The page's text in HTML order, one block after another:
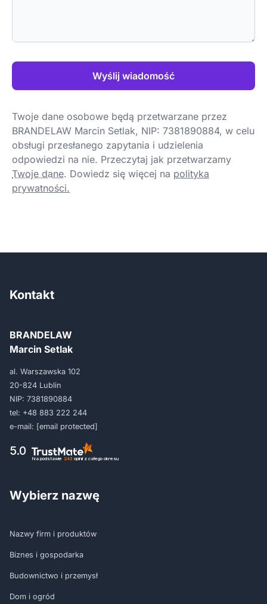
Wyślij wiadomość
Twoje dane osobowe będą przetwarzane przez
BRANDELAW Marcin Setlak, NIP: 7381890884, w celu
obsługi przesłanego zapytania i udzielenia
odpowiedzi na nie. Przeczytaj jak przetwarzamy
Twoje dane. Dowiedz się więcej na polityka
prywatności.
Kontakt
BRANDELAW
Marcin Setlak
al. Warszawska 102
20-824 Lublin
NIP: 7381890884
tel: +48 883 222 244
e-mail: [email protected]
5.0
Na podstawie 243 opinii z całego okresu
Wybierz nazwę
Nazwy firm i produktów
Biznes i gospodarka
Budownictwo i przemysł
Dom i ogród